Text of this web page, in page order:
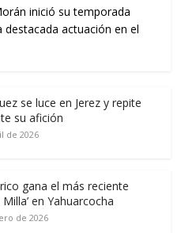
inició su temporada
destacada actuación en el
se luce en Jerez y repite
su afición
de 2026
gana el más reciente
Milla’ en Yahuarcocha
de 2026